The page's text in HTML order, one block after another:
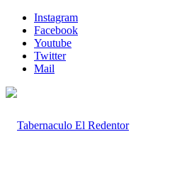
Instagram
Facebook
Youtube
Twitter
Mail